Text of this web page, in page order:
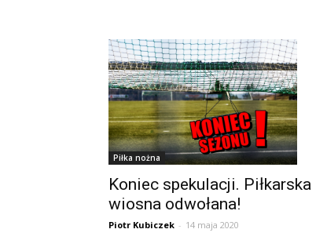
Piłka nożna
Koniec spekulacji. Piłkarska
wiosna odwołana!
Piotr Kubiczek - 14 maja 2020